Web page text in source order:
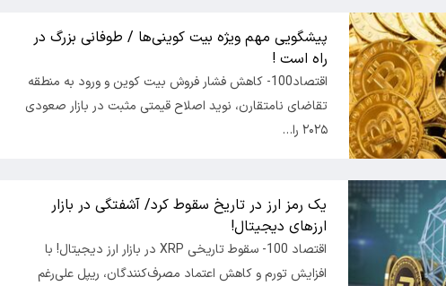
پیشگویی مهم ویژه بیت کوینی‌ها / طوفانی بزرگ در
راه است !
اقتصاد100- کاهش فشار فروش بیت کوین و ورود به منطقه
تقاضای نامتقارن، نوید اصلاح قیمتی مثبت در بازار صعودی
۲۰۲۵ را…
یک رمز ارز در تاریخ سقوط کرد/ آشفتگی در بازار
ارزهای دیجیتال!
اقتصاد 100- سقوط تاریخی XRP در بازار ارز دیجیتال! با
افزایش تورم و کاهش اعتماد مصرف‌کنندگان، ریپل علی‌رغم